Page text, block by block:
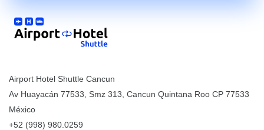
Airport Hotel Shuttle Cancun
Av Huayacán 77533, Smz 313 Cancun Quintana Roo CP 77533
México
+52 (998) 980.0259